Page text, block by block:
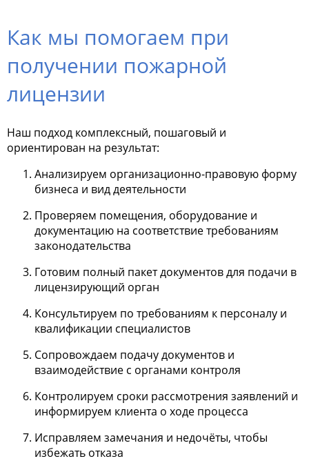
Как мы помогаем при
получении пожарной
лицензии
Наш подход комплексный, пошаговый и
ориентирован на результат:
Анализируем организационно-правовую форму
бизнеса и вид деятельности
Проверяем помещения, оборудование и
документацию на соответствие требованиям
законодательства
Готовим полный пакет документов для подачи в
лицензирующий орган
Консультируем по требованиям к персоналу и
квалификации специалистов
Сопровождаем подачу документов и
взаимодействие с органами контроля
Контролируем сроки рассмотрения заявлений и
информируем клиента о ходе процесса
Исправляем замечания и недочёты, чтобы
избежать отказа